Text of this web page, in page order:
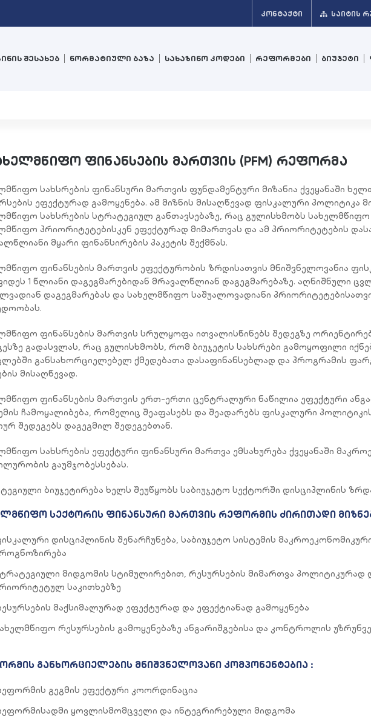
ᲙᲝᲜᲢᲐᲥᲢᲘ ᲡᲐᲘᲢᲘᲡ
შესახებ ნორმატიული ბაზა სახაზინო კოდები რეფორმები ბიუჯეტი
ფინანსების მართვის (PFM) რეფორმა
სახსრების ფინანსური მართვის ფუნდამენტური მიზანია ქვეყანაში
ეფექტურად გამოყენება. ამ მიზნის მისაღწევად ფისკალური პოლიტიკა
სახსრების სტრატეგიულ განთავსებაზე, რაც გულისხმობს სახელმწიფო
პრიორიტეტებისკენ ეფექტურად მიმართვას და ამ პრიორიტეტების
მყარი ფინანსირების პაკეტის შექმნას.
ფინანსების მართვის ეფექტურობის ზრდისათვის მნიშვნელოვანია
1 წლიანი დაგეგმარებიდან მრავალწლიან დაგეგმარებაზე. აღნიშნული
დაგეგმარებას და სახელმწიფო საშუალოვადიანი
ფინანსების მართვის სრულყოფა ითვალისწინებს შედეგზე
გადასვლას, რაც გულისხმობს, რომ ბიუჯეტის სახსრები გამოყოფილი
განსახორციელებელ ქმედებათა დასაფინანსებლად და პროგრამის
მისაღწევად.
ფინანსების მართვის ერთ-ერთი ცენტრალური ნაწილია ეფექტური
ჩამოყალიბება, რომელიც შეაფასებს და შეადარებს ფისკალური
შედეგებს დაგეგმილ შედეგებთან.
სახსრების ეფექტური ფინანსური მართვა ემსახურება ქვეყანაში
გაუმჯობესსებას.
ბიუჯეტირება ხელს შეუწყობს საბიუჯეტო სექტორში დისციპლინის
სექტორის ფინანსური მართვის რეფორმის ძირითადი
დისციპლინის შენარჩუნება, საბიუჯეტო სისტემის
მიდგომის სტიმულირებით, რესურსების მიმართვა პოლიტიკურად
საკითხებზე
მაქსიმალურად ეფექტურად და ეფექტიანად გამოყენება
რესურსების გამოყენებაზე ანგარიშგებისა და კონტროლის
განხორციელების მნიშვნელოვანი კომპონენტებია :
გეგმის ეფექტური კოორდინაცია
ყოვლისმომცველი და ინტეგრირებული მიდგომა